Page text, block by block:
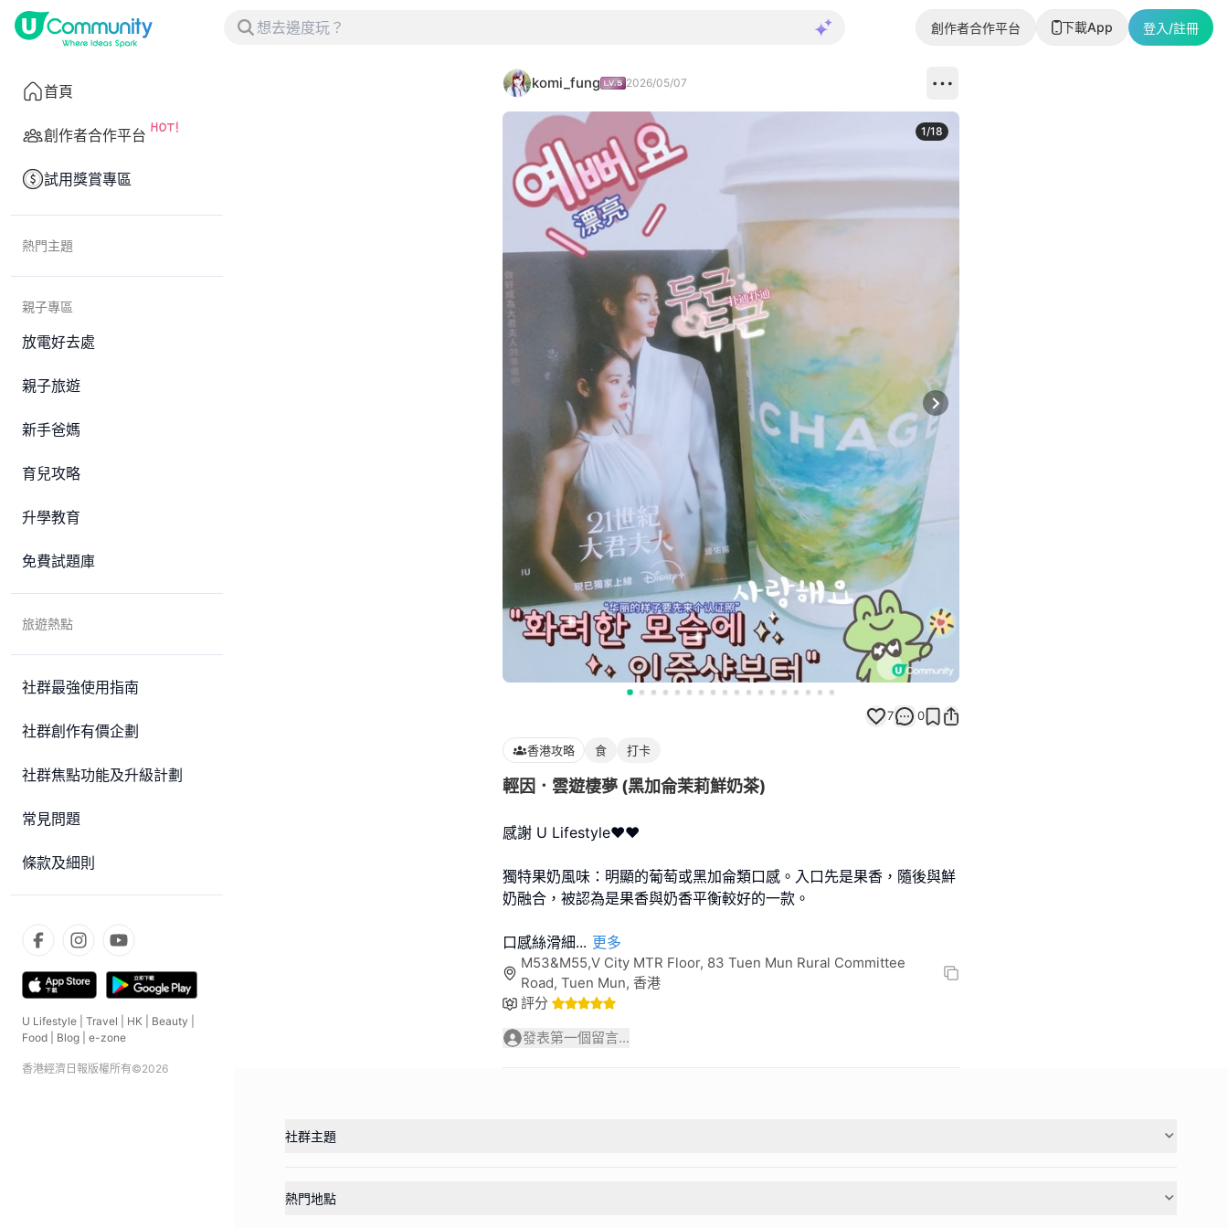
創作者合作平台 下載App 登入/註冊
首頁
創作者合作平台
試用獎賞專區
熱門主題
親子專區
放電好去處
親子旅遊
新手爸媽
育兒攻略
升學教育
免費試題庫
旅遊熱點
社群最強使用指南
社群創作有價企劃
社群焦點功能及升級計劃
常見問題
條款及細則
U Lifestyle Travel HK Beauty
Food
Blog e-zone
香港經濟日報版權所有©2026
komi_fung 2026/05/07
Next slide
1/18
7 0
香港攻略 食 打卡
輕因．雲遊棲夢 (黑加侖茉莉鮮奶茶)
感謝 U Lifestyle❤❤
獨特果奶風味：明顯的葡萄或黑加侖類口感。入口先是果香，隨後與鮮
奶融合，被認為是果香與奶香平衡較好的一款。
口感絲滑細... 更多
M53&M55,V City MTR Floor, 83 Tuen Mun Rural Committee
Road, Tuen Mun, 香港
評分
發表第一個留言...
社群主題
熱門地點